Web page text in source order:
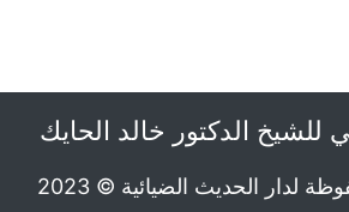
للشيخ الدكتور خالد الحايك
لدار الحديث الضيائية © 2023